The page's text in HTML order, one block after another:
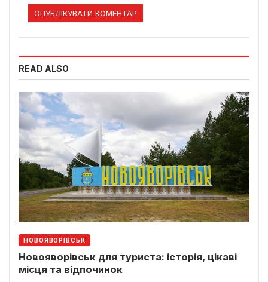
READ ALSO
НОВОЯВОРІВСЬК
Новояворівськ для туриста: історія, цікаві
місця та відпочинок